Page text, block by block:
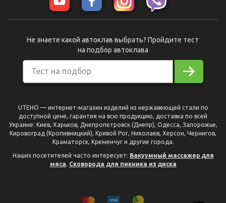
Тест на подбор
Не знаете какой автоклав выбрать? Пройдите тест
на подбор автоклава
UTEHO — интернет-магазин изделий из нержавеющей стали по
доступной цене, гарантия на всю продукцию, доставка по всей
Украине: Киев, Харьков, Днепропетровск (Днепр), Одесса, Запорожье,
Кировоград (Кропивницкий), Кривой Рог, Николаев, Херсон, Чернигов,
Краматорск, Кременчуг и другие города.
Наших посетителей часто интересует: Вакуумный массажер для
мяса, Сковорода для пикника из диска